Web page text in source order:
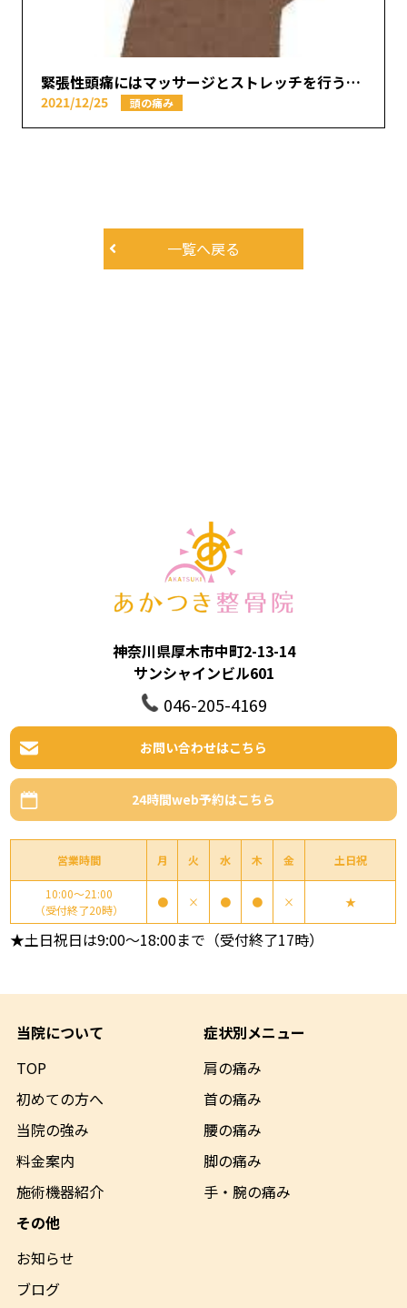
緊張性頭痛にはマッサージとストレッチを行うと良い！【第5弾】【本厚木駅で痛みの原因を取り除く あかつき整骨院】
2021/12/25 頭の痛み
一覧へ戻る
神奈川県厚木市中町2-13-14
サンシャインビル601
046-205-4169
お問い合わせはこちら
24時間web予約はこちら
営業時間 月 火 水 木 金 土日祝
10:00～21:00
（受付終了20時）
● × ● ● × ★
★土日祝日は9:00～18:00まで（受付終了17時）
当院について
TOP
初めての方へ
当院の強み
料金案内
施術機器紹介
症状別メニュー
肩の痛み
首の痛み
腰の痛み
脚の痛み
手・腕の痛み
その他
お知らせ
ブログ